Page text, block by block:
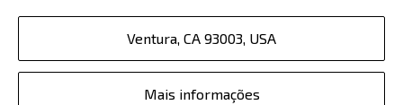
Ventura, CA 93003, USA
Mais informações